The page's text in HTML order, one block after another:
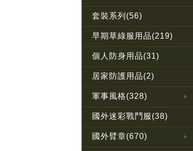
套裝系列(56)
早期草綠服用品(219)
個人防身用品(31)
居家防護用品(2)
軍事風格(328)
國外迷彩戰鬥服(38)
國外臂章(670)